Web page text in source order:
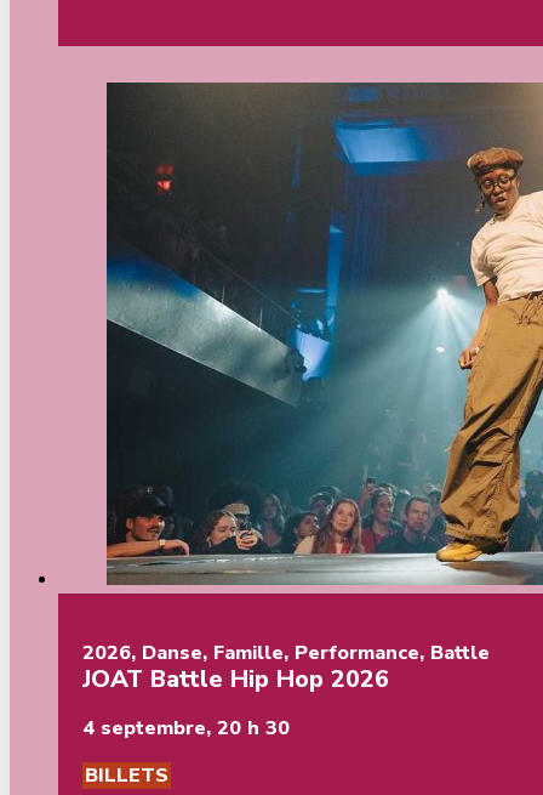
2026, Danse, Famille, Performance, Battle
JOAT Battle Hip Hop 2026
4 septembre, 20 h 30
BILLETS